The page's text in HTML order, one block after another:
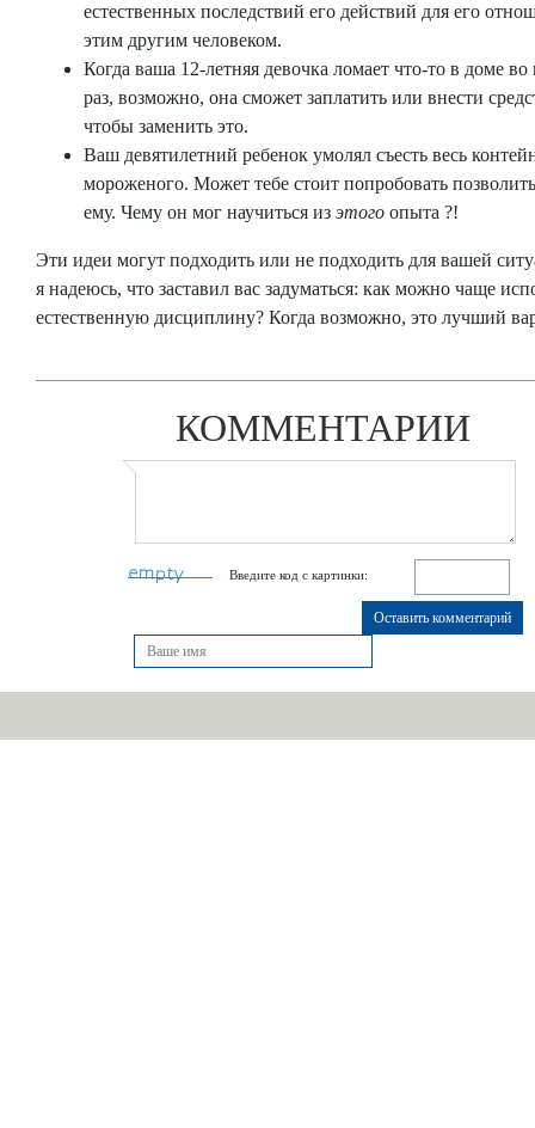
естественных последствий его действий для его
этим другим человеком.
Когда ваша 12-летняя девочка ломает что-то в доме во
раз, возможно, она сможет заплатить или внести
чтобы заменить это.
Ваш девятилетний ребенок умолял съесть весь
мороженого. Может тебе стоит попробовать позволить
ему. Чему он мог научиться из этого опыта ?!
Эти идеи могут подходить или не подходить для вашей
я надеюсь, что заставил вас задуматься: как можно чаще
естественную дисциплину? Когда возможно, это лучший
КОММЕНТАРИИ
Введите код с картинки: